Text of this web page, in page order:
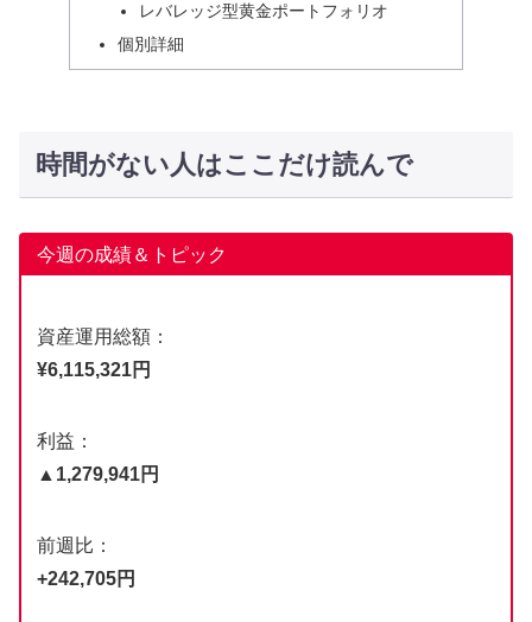
レバレッジ型黄金ポートフォリオ
個別詳細
時間がない人はここだけ読んで
今週の成績＆トピック
資産運用総額：
¥6,115,321円
利益：
▲1,279,941円
前週比：
+242,705円